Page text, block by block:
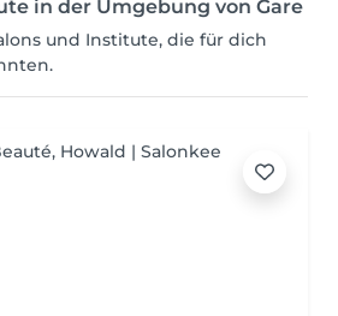
in der Umgebung von Gare
und Institute, die für dich